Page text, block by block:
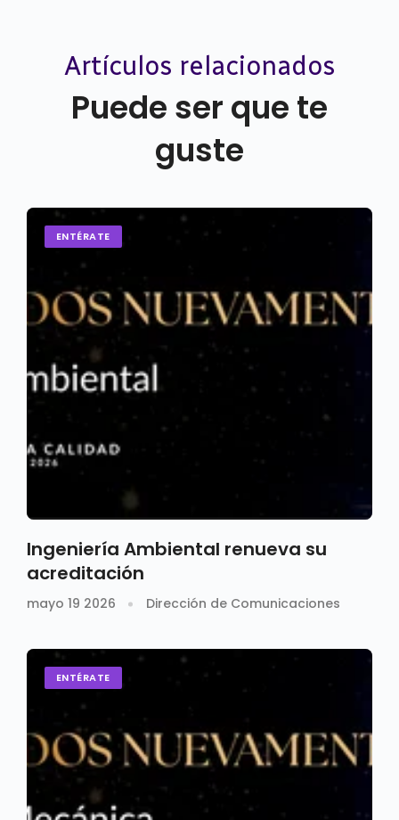
Artículos relacionados
Puede ser que te
guste
ENTÉRATE
Ingeniería Ambiental renueva su
acreditación
mayo 19 2026 Dirección de Comunicaciones
ENTÉRATE